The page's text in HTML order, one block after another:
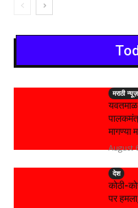
मराठी न्यूज़
यवतमाळ
मागण्या
August
देश
कोठी-
पर